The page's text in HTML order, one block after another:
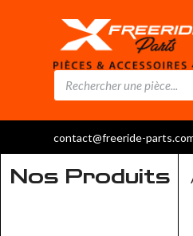
contact@freeride-
Nos Produits